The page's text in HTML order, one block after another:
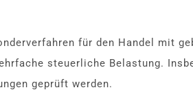
für den Handel mit
steuerliche Belastung.
geprüft werden.